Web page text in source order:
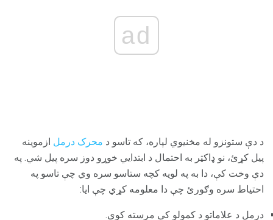
ad
د دې ستونزو له مخنیوي لپاره، که تاسو د محرک درمل ازموینه
پیل کړئ، نو ډاکټر به احتمال د ابتدايي خوړو دوز سره پیل شي. په
دې وخت کې، دا به په لویه کچه ستاسو سره وي چې تاسو په
احتیاط سره وګورئ چې دا معلومه کړي چې ایا:
درمل د علاماتو د کمولو کې مرسته کوي.